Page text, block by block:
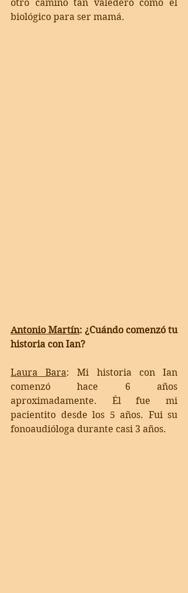
otro camino tan valedero como el
biológico para ser mamá.
Antonio Martín: ¿Cuándo comenzó tu
historia con Ian?
Laura Bara: Mi historia con Ian
comenzó hace 6 años
aproximadamente. Él fue mi
pacientito desde los 5 años. Fui su
fonoaudióloga durante casi 3 años.